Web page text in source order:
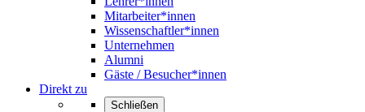
Mitarbeiter*innen
Wissenschaftler*innen
Unternehmen
Alumni
Gäste / Besucher*innen
Direkt zu
Schließen